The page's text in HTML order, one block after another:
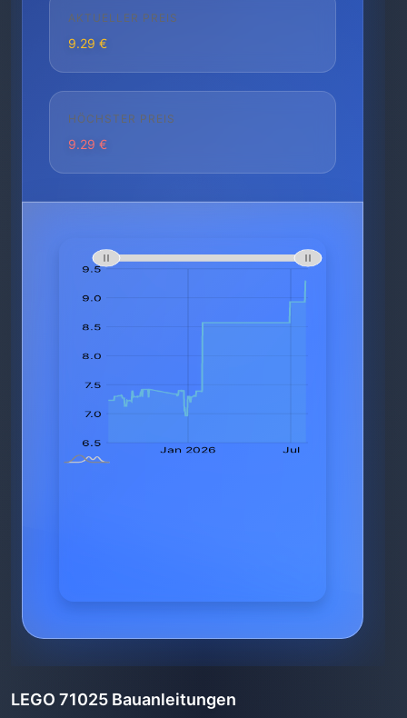
AKTUELLER PREIS
9.29 €
HÖCHSTER PREIS
9.29 €
LEGO 71025 Bauanleitungen